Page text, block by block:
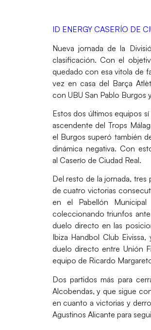
ID ENERGY CASERÍO DE
Nueva jornada de la
clasificación. Con el
quedado con esa vitola de
vez en casa del Barça
con UBU San Pablo Burgos
Estos dos últimos equipos
ascendente delTrops
el Burgos superó también
dinámica negativa. Con
al Caserío de Ciudad Real.
Del resto de la jornada, tres
de cuatro victorias
en el Pabellón
coleccionando triunfos
duelo directo en las
Ibiza Handbol Club Eivissa,
duelo directo entre Unión
equipo de Ricardo
Dos partidos más para
Alcobendas, y que sigue
en cuanto a victorias y
Agustinos Alicante para